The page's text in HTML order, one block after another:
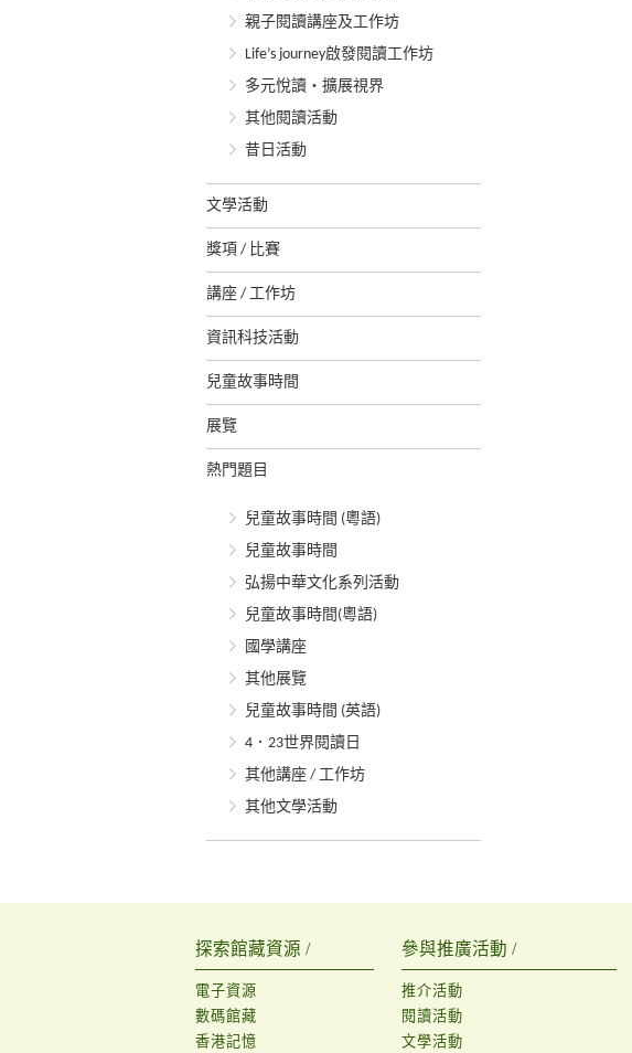
親子閱讀講座及工作坊
Life’s journey啟發閱讀工作坊
多元悅讀‧擴展視界
其他閱讀活動
昔日活動
文學活動
獎項 / 比賽
講座 / 工作坊
資訊科技活動
兒童故事時間
展覽
熱門題目
兒童故事時間 (粵語)
兒童故事時間
弘揚中華文化系列活動
兒童故事時間(粵語)
國學講座
其他展覽
兒童故事時間 (英語)
4．23世界閱讀日
其他講座 / 工作坊
其他文學活動
探索館藏資源 /
電子資源
數碼館藏
香港記憶
參與推廣活動 /
推介活動
閱讀活動
文學活動